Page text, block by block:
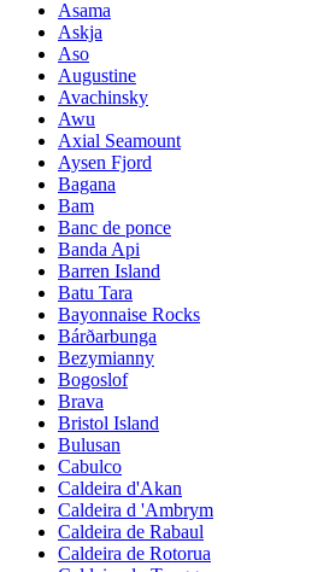
Asama
Askja
Aso
Augustine
Avachinsky
Awu
Axial Seamount
Aysen Fjord
Bagana
Bam
Banc de ponce
Banda Api
Barren Island
Batu Tara
Bayonnaise Rocks
Bárðarbunga
Bezymianny
Bogoslof
Brava
Bristol Island
Bulusan
Cabulco
Caldeira d'Akan
Caldeira d 'Ambrym
Caldeira de Rabaul
Caldeira de Rotorua